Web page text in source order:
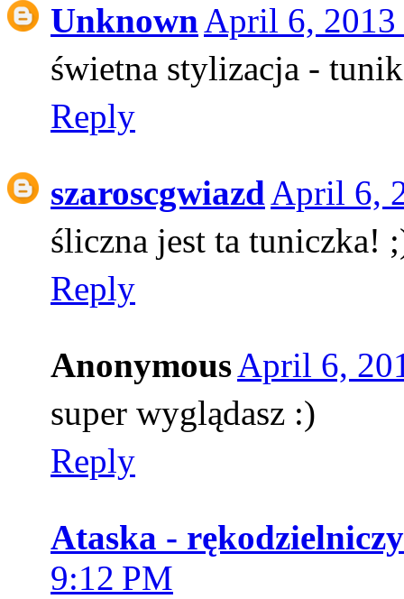
UnknownApril 6,
świetna stylizacja -
Reply
szaroscgwiazdApril 6,
śliczna jest ta tuniczka!
Reply
AnonymousApril 6,
super wyglądasz :)
Reply
Ataska -
9:12 PM